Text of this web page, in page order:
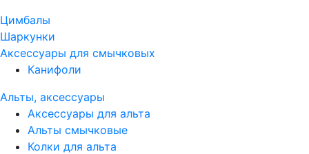
Цимбалы
Шаркунки
Аксессуары для смычковых
Канифоли
Альты, аксессуары
Аксессуары для альта
Альты смычковые
Колки для альта